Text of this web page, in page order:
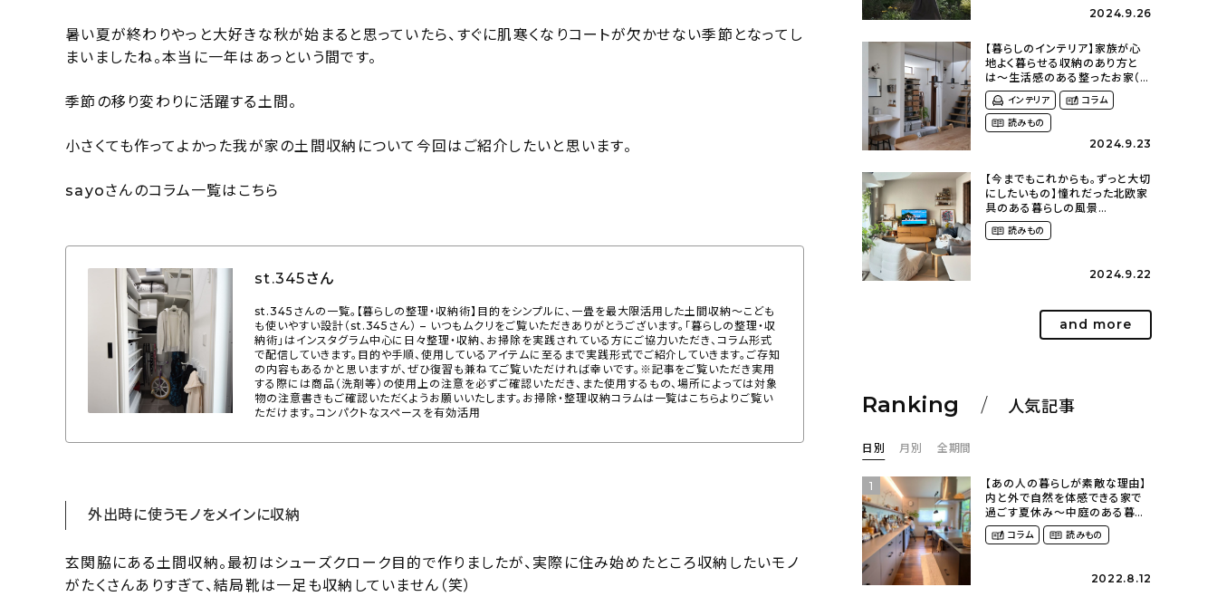
暑い夏が終わりやっと大好きな秋が始まると思っていたら、すぐに肌寒くなりコートが欠かせない季節となってし
まいましたね。本当に一年はあっという間です。
季節の移り変わりに活躍する土間。
小さくても作ってよかった我が家の土間収納について今回はご紹介したいと思います。
sayoさんのコラム一覧はこちら
st.345さん
st.345さんの一覧。【暮らしの整理・収納術】目的をシンプルに、一畳を最大限活用した土間収納〜こども
も使いやすい設計（st.345さん） – いつもムクリをご覧いただきありがとうございます。「暮らしの整理・収
納術」はインスタグラム中心に日々整理・収納、お掃除を実践されている方にご協力いただき、コラム形式
で配信していきます。目的や手順、使用しているアイテムに至るまで実践形式でご紹介していきます。ご存知
の内容もあるかと思いますが、ぜひ復習も兼ねてご覧いただければ幸いです。※記事をご覧いただき実用
する際には商品（洗剤等）の使用上の注意を必ずご確認いただき、また使用するもの、場所によっては対象
物の注意書きもご確認いただくようお願いいたします。お掃除・整理収納コラムは一覧はこちらよりご覧い
ただけます。コンパクトなスペースを有効活用
外出時に使うモノをメインに収納
玄関脇にある土間収納。最初はシューズクローク目的で作りましたが、実際に住み始めたところ収納したいモノ
がたくさんありすぎて、結局靴は一足も収納していません（笑）
2024.9.26
【暮らしのインテリア】家族が心
地よく暮らせる収納のあり方と
は〜生活感のある整ったお家（
kaya___ieさん）
インテリア
コラム
読みもの
2024.9.23
【今までもこれからも。ずっと大切
にしたいもの】憧れだった北欧家
具のある暮らしの風景
（m._.k_homeさん）
読みもの
2024.9.22
and more
Ranking 人気記事
日別 月別 全期間
1
【あの人の暮らしが素敵な理由】
内と外で自然を体感できる家で
過ごす夏休み〜中庭のある暮ら
し（yume_2700さん）
コラム 読みもの
2022.8.12